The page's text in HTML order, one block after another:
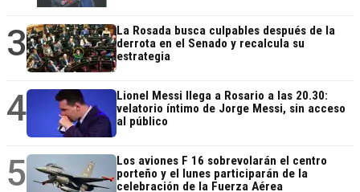
3
La Rosada busca culpables después de la
derrota en el Senado y recalcula su
estrategia
4
Lionel Messi llega a Rosario a las 20.30:
velatorio íntimo de Jorge Messi, sin acceso
al público
5
Los aviones F 16 sobrevolarán el centro
porteño y el lunes participarán de la
celebración de la Fuerza Aérea